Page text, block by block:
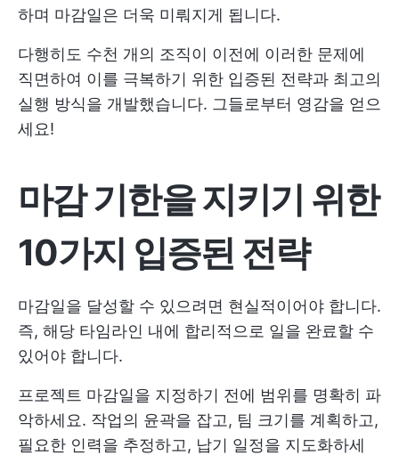
하며 마감일은 더욱 미뤄지게 됩니다.
다행히도 수천 개의 조직이 이전에 이러한 문제에
직면하여 이를 극복하기 위한 입증된 전략과 최고의
실행 방식을 개발했습니다. 그들로부터 영감을 얻으
세요!
마감 기한을 지키기 위한
10가지 입증된 전략
마감일을 달성할 수 있으려면 현실적이어야 합니다.
즉, 해당 타임라인 내에 합리적으로 일을 완료할 수
있어야 합니다.
프로젝트 마감일을 지정하기 전에 범위를 명확히 파
악하세요. 작업의 윤곽을 잡고, 팀 크기를 계획하고,
필요한 인력을 추정하고, 납기 일정을 지도화하세